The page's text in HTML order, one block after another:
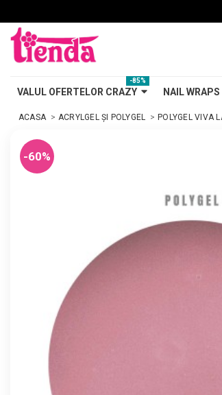
VALUL OFERTELOR CRAZY
-85%
NAIL WRAPS
ACASA ACRYLGEL ȘI POLYGEL POLYGEL VIVA
-60%